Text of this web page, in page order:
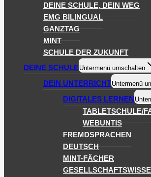
DEINE SCHULE, DEIN WEG
EMG BILINGUAL
GANZTAG
MINT
SCHULE DER ZUKUNFT
DEINE SCHULEUntermenü umschalten
DEIN UNTERRICHTUntermenü
DIGITALES LERNEN
TABLETSCHULE/
WEBUNTIS
FREMDSPRACHEN
DEUTSCH
MINT-FÄCHER